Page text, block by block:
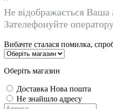
Не відображається Ваша
Зателефонуйте
Вибачте сталася помилка,
Оберіть магазин
Доставка Нова пошта
Не знайшло адресу